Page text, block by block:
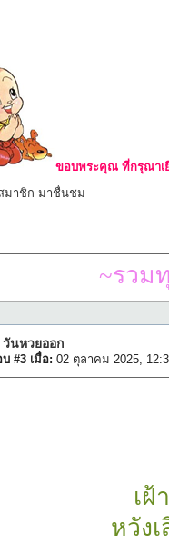
ขอบพระคุณ ที่กรุณาเ
มาชิก มาชื่นชม
~รวม
วันหวยออก
บ #3 เมื่อ: 02 ตุลาคม 2025,
เฝ้
หวัง